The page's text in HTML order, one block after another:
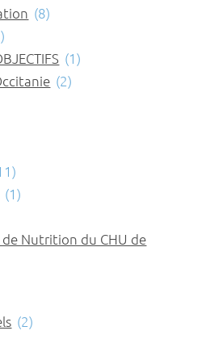
(8)
(1)
(2)
(1)
de Nutrition du CHU de
(2)